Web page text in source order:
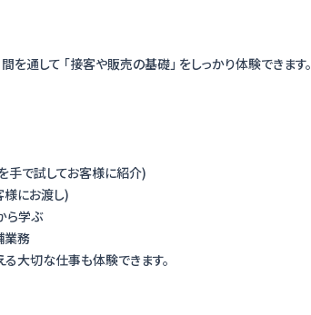
を通して 「接客や販売の基礎」 をしっかり体験できます。
手で試してお客様に紹介)
様にお渡し)
ら学ぶ
業務
大切な仕事も体験できます。